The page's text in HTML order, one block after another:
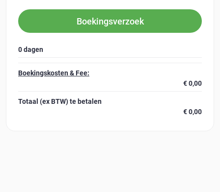
Boekingsverzoek
0 dagen
Boekingskosten & Fee:
€ 0,00
Totaal (ex BTW)te betalen
€ 0,00